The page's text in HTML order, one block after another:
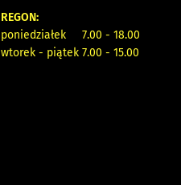
REGON:
poniedziałek 7.00 - 18.00
wtorek - piątek 7.00 - 15.00